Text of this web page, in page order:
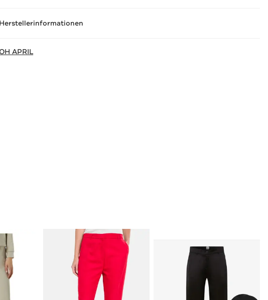
Herstellerinformationen
APRIL